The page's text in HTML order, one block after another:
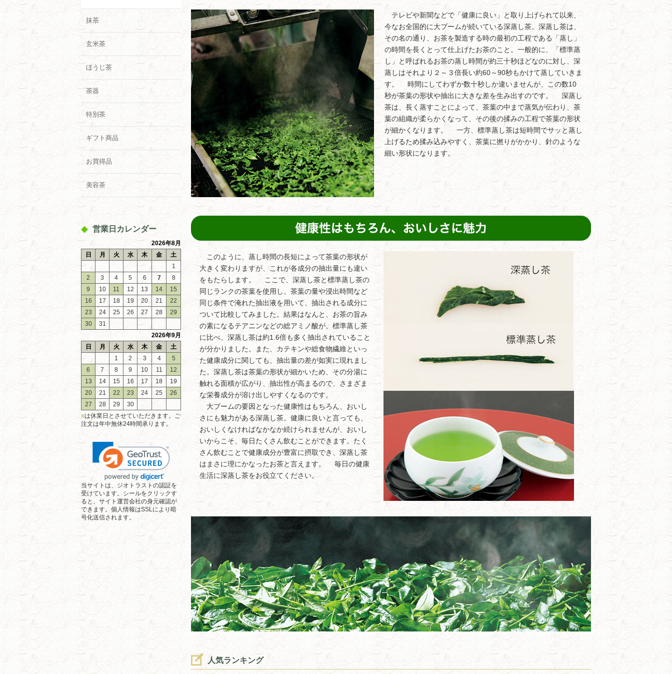
抹茶
玄米茶
ほうじ茶
茶器
特別茶
ギフト商品
お買得品
美容茶
営業日カレンダー
2026年8月
日
月 火 水 木 金
土
1
2
3 4 5 6 7
8
9
10 11 12 13 14
15
16
17 18 19 20 21
22
23
24 25 26 27 28
29
30
31
2026年9月
日
月 火 水 木 金
土
1
2 3 4
5
6
7 8 9 10 11
12
13
14 15 16 17 18
19
20
21 22 23 24 25
26
27
28 29
30
■は休業日とさせていただきます。ご
注文は年中無休24時間承ります。
当サイトは、ジオトラストの認証を
受けています。シールをクリックす
ると、サイト運営会社の身元確認が
できます。個人情報はSSLにより暗
号化送信されます。
テレビや新聞などで「健康に良い」と取り上げられて以来、
今なお全国的に大ブームが続いている深蒸し茶。深蒸し茶は、
その名の通り、お茶を製造する時の最初の工程である「蒸し」
の時間を長くとって仕上げたお茶のこと。一般的に、「標準蒸
し」と呼ばれるお茶の蒸し時間が約三十秒ほどなのに対し、深
蒸しはそれより２～３倍長い約60～90秒もかけて蒸していきま
す。 時間にしてわずか数十秒しか違いませんが、この数10
秒が茶葉の形状や抽出に大きな差を生み出すのです。 深蒸し
茶は、長く蒸すことによって、茶葉の中まで蒸気が伝わり、茶
葉の組織が柔らかくなって、その後の揉みの工程で茶葉の形状
が細かくなります。 一方、標準蒸し茶は短時間でサッと蒸し
上げるため揉み込みやすく、茶葉に撚りがかかり、針のような
細い形状になります。
このように、蒸し時間の長短によって茶葉の形状が
大きく変わりますが、これが各成分の抽出量にも違い
をもたらします。 ここで、深蒸し茶と標準蒸し茶の
同じランクの茶葉を使用し、茶葉の量や浸出時間など
同じ条件で淹れた抽出液を用いて、抽出される成分に
ついて比較してみました。結果はなんと、お茶の旨み
の素になるテアニンなどの総アミノ酸が、標準蒸し茶
に比べ、深蒸し茶は約1.6倍も多く抽出されていること
が分かりました。また、カテキンや総食物繊維といっ
た健康成分に関しても、抽出量の差が如実に現れまし
た。深蒸し茶は茶葉の形状が細かいため、その分湯に
触れる面積が広がり、抽出性が高まるので、さまざま
な栄養成分が溶け出しやすくなるのです。
大ブームの要因となった健康性はもちろん、おいし
さにも魅力がある深蒸し茶。健康に良いと言っても、
おいしくなければなかなか続けられませんが、おいし
いからこそ、毎日たくさん飲むことができます。たく
さん飲むことで健康成分が豊富に摂取でき、深蒸し茶
はまさに理にかなったお茶と言えます。 毎日の健康
生活に深蒸し茶をお役立てください。
人気ランキング